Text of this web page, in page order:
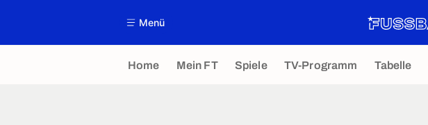
Menü
Home Mein FT Spiele TV-Programm Tabelle